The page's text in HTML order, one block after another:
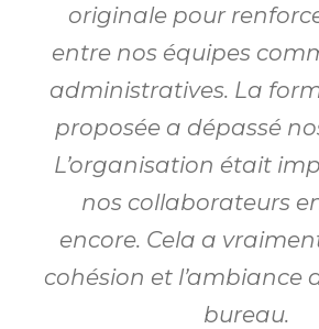
originale pour
entre nos équipes
administratives. La
proposée a dépassé
L’organisation était
nos collaborateurs
encore. Cela a
cohésion et l’ambiance
bureau.